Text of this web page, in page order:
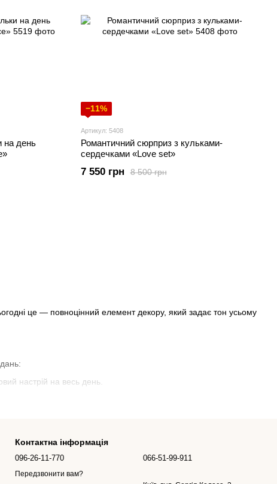
це — повноцінний елемент декору, який задає тон усьому
настрій на весь день.
каталозі ви знайдете:
на день
−11%
Артикул: 5408
Романтичний сюрприз з кульками-
сердечками «Love set»
8 500 грн
7 550 грн
Контактна інформація
096-26-11-770
Передзвонити вам?
066-51-99-911